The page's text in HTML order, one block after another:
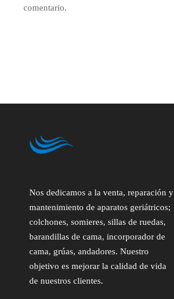
comentario.
Nos dedicamos a la venta, reparación y
mantenimiento de aparatos geriátricos;
colchones, somieres, sillas de ruedas,
barandillas de cama, incorporador de
cama, grúas, andadores. Nuestro
objetivo es mejorar la calidad de vida
de nuestros clientes.